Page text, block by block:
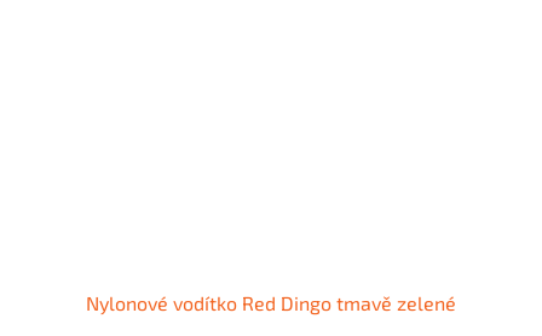
Nylonové vodítko Red Dingo tmavě zelené